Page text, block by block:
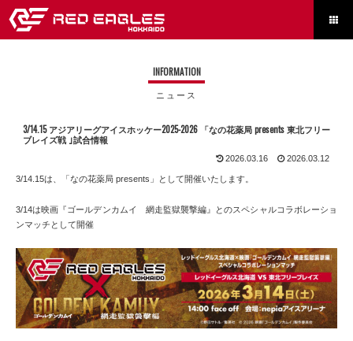

INFORMATION
ニュース
3/14.15 アジアリーグアイスホッケー2025-2026 「なの花薬局 presents 東北フリー
ブレイズ戦 ｣試合情報
2026.03.16 2026.03.12
3/14.15は、「なの花薬局 presents」として開催いたします。
3/14は映画『ゴールデンカムイ 網走監獄襲撃編』とのスペシャルコラボレーショ
ンマッチとして開催